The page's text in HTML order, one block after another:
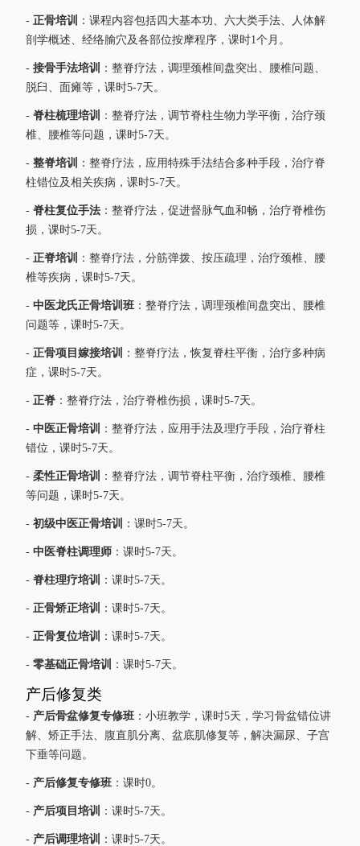
- 正骨培训
：课程内容包括四大基本功、六大类手法、人体解
剖学概述、经络腧穴及各部位按摩程序，课时1个月。
- 接骨手法培训
：整脊疗法，调理颈椎间盘突出、腰椎问题、
脱臼、面瘫等，课时5-7天。
- 脊柱梳理培训
：整脊疗法，调节脊柱生物力学平衡，治疗颈
椎、腰椎等问题，课时5-7天。
- 整脊培训
：整脊疗法，应用特殊手法结合多种手段，治疗脊
柱错位及相关疾病，课时5-7天。
- 脊柱复位手法 ：整脊疗法，促进督脉气血和畅，治疗脊椎伤
损，课时5-7天。
- 正脊培训
：整脊疗法，分筋弹拨、按压疏理，治疗颈椎、腰
椎等疾病，课时5-7天。
- 中医龙氏正骨培训班 ：整脊疗法，调理颈椎间盘突出、腰椎
问题等，课时5-7天。
- 正骨项目嫁接培训
：整脊疗法，恢复脊柱平衡，治疗多种病
症，课时5-7天。
- 正脊 ：整脊疗法，治疗脊椎伤损，课时5-7天。
- 中医正骨培训
：整脊疗法，应用手法及理疗手段，治疗脊柱
错位，课时5-7天。
- 柔性正骨培训
：整脊疗法，调节脊柱平衡，治疗颈椎、腰椎
等问题，课时5-7天。
- 初级中医正骨培训 ：课时5-7天。
- 中医脊柱调理师 ：课时5-7天。
- 脊柱理疗培训 ：课时5-7天。
- 正骨矫正培训 ：课时5-7天。
- 正骨复位培训 ：课时5-7天。
- 零基础正骨培训 ：课时5-7天。
产后修复类
- 产后骨盆修复专修班 ：小班教学，课时5天，学习骨盆错位讲
解、矫正手法、腹直肌分离、盆底肌修复等，解决漏尿、子宫
下垂等问题。
- 产后修复专修班 ：课时0。
- 产后项目培训 ：课时5-7天。
- 产后调理培训 ：课时5-7天。